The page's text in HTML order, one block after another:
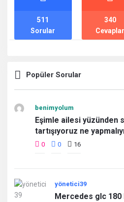
Sorular
511
Cevaplar
340
Popüler Sorular
benimyolum
Eşimle ailesi yüzünden
tartışıyoruz ne
0 0 16
yönetici39
Mercedes glc 180